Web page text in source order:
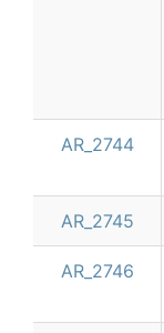
AR_2744
AR_2745
AR_2746